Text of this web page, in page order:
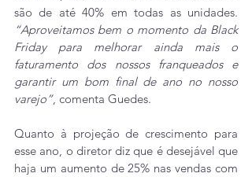
“Aproveitamos bem o momento da Black
Friday para melhorar ainda mais o
faturamento dos nossos franqueados e
garantir um bom final de ano no nosso
varejo”, comenta Guedes.
Quanto à projeção de crescimento para
esse ano, o diretor diz que é desejável que
haja um aumento de 25% nas vendas com